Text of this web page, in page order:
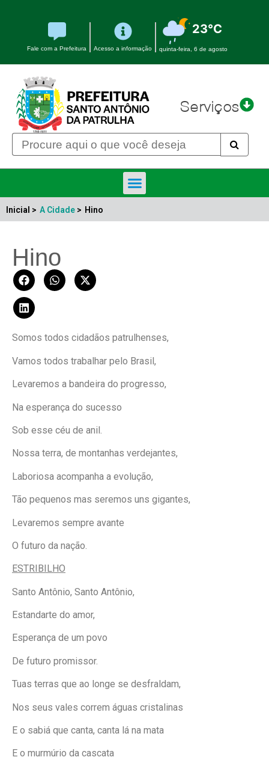
Fale com a Prefeitura Acesso a informação
23°C
quinta-feira, 6 de agosto
Serviços
Inicial > A Cidade > Hino
Hino
Somos todos cidadãos patrulhenses,
Vamos todos trabalhar pelo Brasil,
Levaremos a bandeira do progresso,
Na esperança do sucesso
Sob esse céu de anil.
Nossa terra, de montanhas verdejantes,
Laboriosa acompanha a evolução,
Tão pequenos mas seremos uns gigantes,
Levaremos sempre avante
O futuro da nação.
ESTRIBILHO
Santo Antônio, Santo Antônio,
Estandarte do amor,
Esperança de um povo
De futuro promissor.
Tuas terras que ao longe se desfraldam,
Nos seus vales correm águas cristalinas
E o sabiá que canta, canta lá na mata
E o murmúrio da cascata